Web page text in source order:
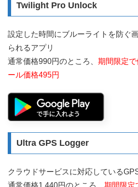
Twilight Pro Unlock
設定した時間にブルーライトを防ぐ
られるアプリ
通常価格990円のところ、 期間限定
ール価格495円
Ultra GPS Logger
クラウドサービスに対応している
通常価格1,440円のところ、 期間限定